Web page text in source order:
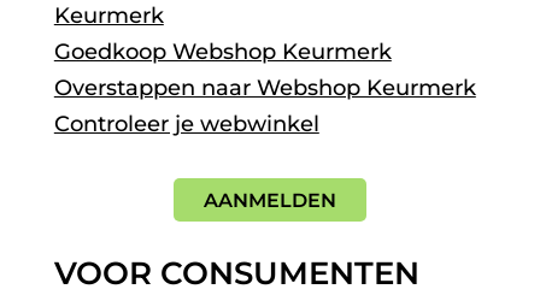
Keurmerk
Goedkoop Webshop Keurmerk
Overstappen naar Webshop Keurmerk
Controleer je webwinkel
AANMELDEN
VOOR CONSUMENTEN